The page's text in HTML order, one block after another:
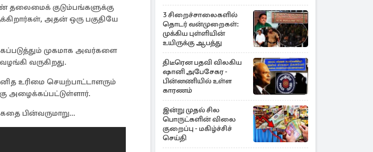
தலைமைக் குடும்பங்களுக்கு
அதன் ஒரு பகுதியே
முகமாக அவர்களை
வருகிறது.
உரிமை செயற்பாட்டாளரும்
அழைக்கப்பட்டுள்ளார்.
பின்வருமாறு...
3 சிறைச்சாலைகளில்
தொடர் வன்முறைகள்:
முக்கிய புள்ளியின்
உயிருக்கு ஆபத்து
திடீரென பதவி விலகிய
ஷானி அபேசேகர -
பின்னணியில் உள்ள
காரணம்
இன்று முதல் சில
பொருட்களின் விலை
குறைப்பு - மகிழ்ச்சிச்
செய்தி